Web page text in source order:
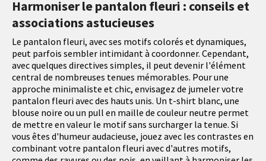
Harmoniser le pantalon fleuri : conseils et
associations astucieuses
Le pantalon fleuri, avec ses motifs colorés et dynamiques,
peut parfois sembler intimidant à coordonner. Cependant,
avec quelques directives simples, il peut devenir l'élément
central de nombreuses tenues mémorables. Pour une
approche minimaliste et chic, envisagez de jumeler votre
pantalon fleuri avec des hauts unis. Un t-shirt blanc, une
blouse noire ou un pull en maille de couleur neutre permet
de mettre en valeur le motif sans surcharger la tenue. Si
vous êtes d'humeur audacieuse, jouez avec les contrastes en
combinant votre pantalon fleuri avec d'autres motifs,